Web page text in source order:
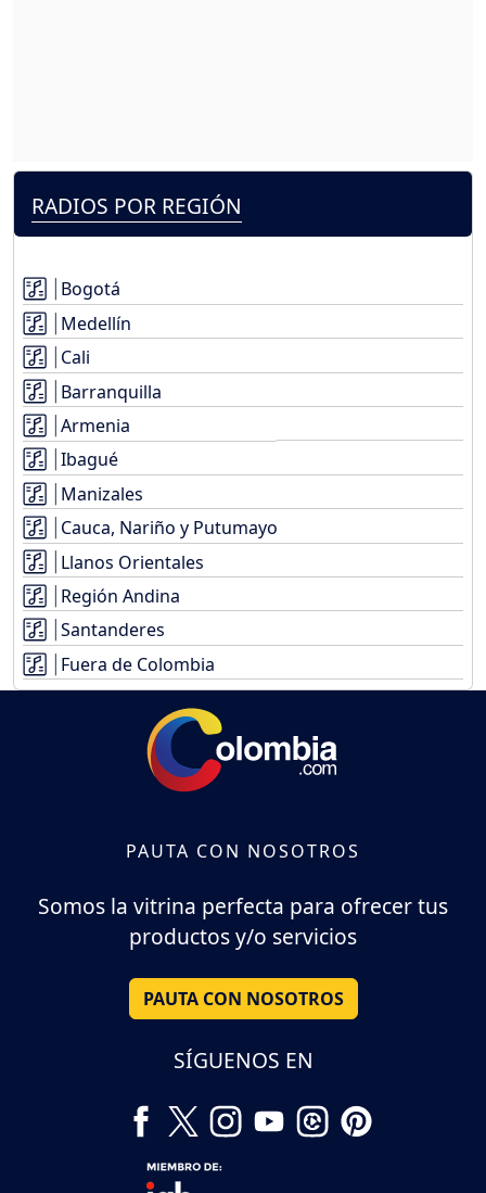
RADIOS POR REGIÓN
Bogotá
Medellín
Cali
Barranquilla
Armenia
Ibagué
Manizales
Cauca, Nariño y Putumayo
Llanos Orientales
Región Andina
Santanderes
Fuera de Colombia
PAUTA CON NOSOTROS
Somos la vitrina perfecta para ofrecer tus
productos y/o servicios
PAUTA CON NOSOTROS
SÍGUENOS EN